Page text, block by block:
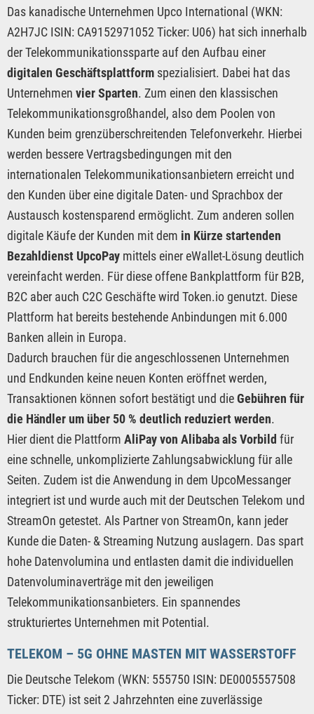
Das kanadische Unternehmen Upco International (WKN:
A2H7JC ISIN: CA9152971052 Ticker: U06) hat sich innerhalb
der Telekommunikationssparte auf den Aufbau einer
digitalen Geschäftsplattform spezialisiert. Dabei hat das
Unternehmen vier Sparten. Zum einen den klassischen
Telekommunikationsgroßhandel, also dem Poolen von
Kunden beim grenzüberschreitenden Telefonverkehr. Hierbei
werden bessere Vertragsbedingungen mit den
internationalen Telekommunikationsanbietern erreicht und
den Kunden über eine digitale Daten- und Sprachbox der
Austausch kostensparend ermöglicht. Zum anderen sollen
digitale Käufe der Kunden mit dem in Kürze startenden
Bezahldienst UpcoPay mittels einer eWallet-Lösung deutlich
vereinfacht werden. Für diese offene Bankplattform für B2B,
B2C aber auch C2C Geschäfte wird Token.io genutzt. Diese
Plattform hat bereits bestehende Anbindungen mit 6.000
Banken allein in Europa.
Dadurch brauchen für die angeschlossenen Unternehmen
und Endkunden keine neuen Konten eröffnet werden,
Transaktionen können sofort bestätigt und dieGebühren für
die Händler um über 50 % deutlich reduziert werden.
Hier dient die Plattform AliPay von Alibaba als Vorbild für
eine schnelle, unkomplizierte Zahlungsabwicklung für alle
Seiten. Zudem ist die Anwendung in dem UpcoMessanger
integriert ist und wurde auch mit der Deutschen Telekom und
StreamOn getestet. Als Partner von StreamOn, kann jeder
Kunde die Daten- & Streaming Nutzung auslagern. Das spart
hohe Datenvolumina und entlasten damit die individuellen
Datenvoluminaverträge mit den jeweiligen
Telekommunikationsanbieters. Ein spannendes
strukturiertes Unternehmen mit Potential.
TELEKOM – 5G OHNE MASTEN MIT WASSERSTOFF
Die Deutsche Telekom (WKN: 555750 ISIN: DE0005557508
Ticker: DTE) ist seit 2 Jahrzehnten eine zuverlässige